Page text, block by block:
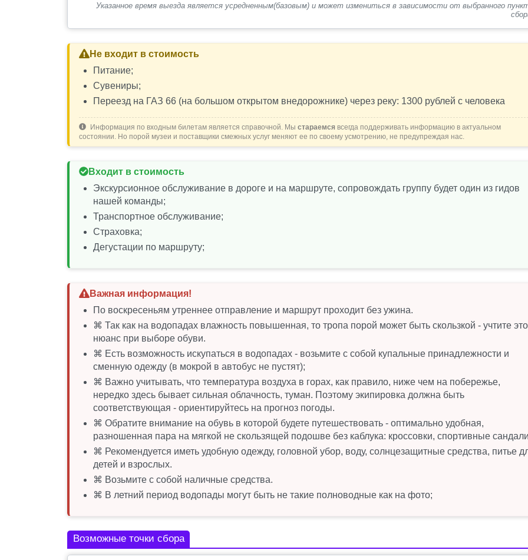
Указанное время выезда является усредненным(базовым) и может измениться в зависимости от выбранного
Не входит в стоимость
Питание;
Сувениры;
Переезд на ГАЗ 66 (на большом открытом внедорожнике) через реку: 1300 рублей c человека
Информация по входным билетам является справочной. Мы стараемся всегда поддерживать информацию в актуальном
состоянии. Но порой музеи и поставщики смежных услуг меняют ее по своему усмотрению, не предупреждая нас.
Входит в стоимость
Экскурсионное обслуживание в дороге и на маршруте, сопровождать группу будет один из гидов
нашей команды;
Транспортное обслуживание;
Страховка;
Дегустации по маршруту;
Важная информация!
По воскресеньям утреннее отправление и маршрут проходит без ужина.
⌘ Так как на водопадах влажность повышенная, то тропа порой может быть скользкой - учтите
нюанс при выборе обуви.
⌘ Есть возможность искупаться в водопадах - возьмите с собой купальные принадлежности и
сменную одежду (в мокрой в автобус не пустят);
⌘ Важно учитывать, что температура воздуха в горах, как правило, ниже чем на побережье,
нередко здесь бывает сильная облачность, туман. Поэтому экипировка должна быть
соответствующая - ориентируйтесь на прогноз погоды.
⌘ Обратите внимание на обувь в которой будете путешествовать - оптимально удобная,
разношенная пара на мягкой не скользящей подошве без каблука: кроссовки, спортивные
⌘ Рекомендуется иметь удобную одежду, головной убор, воду, солнцезащитные средства, питье
детей и взрослых.
⌘ Возьмите с собой наличные средства.
⌘ В летний период водопады могут быть не такие полноводные как на фото;
Возможные точки сбора